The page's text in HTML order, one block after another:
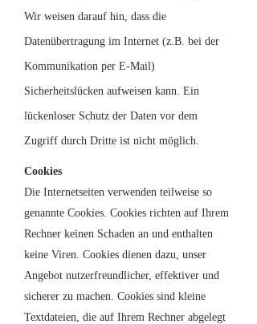
Wir weisen darauf hin, dass die
Datenübertragung im Internet (z.B. bei der
Kommunikation per E-Mail)
Sicherheitslücken aufweisen kann. Ein
lückenloser Schutz der Daten vor dem
Zugriff durch Dritte ist nicht möglich.
Cookies
Die Internetseiten verwenden teilweise so
genannte Cookies. Cookies richten auf Ihrem
Rechner keinen Schaden an und enthalten
keine Viren. Cookies dienen dazu, unser
Angebot nutzerfreundlicher, effektiver und
sicherer zu machen. Cookies sind kleine
Textdateien, die auf Ihrem Rechner abgelegt